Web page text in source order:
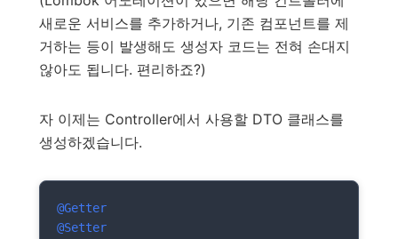
새로운 서비스를 추가하거나, 기존 컴포넌트를 제
거하는 등이 발생해도 생성자 코드는 전혀 손대지
않아도 됩니다. 편리하죠?)
자 이제는 Controller에서 사용할 DTO 클래스를
생성하겠습니다.
@Getter
@Setter